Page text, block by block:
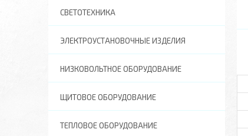
СВЕТОТЕХНИКА
ЭЛЕКТРОУСТАНОВОЧНЫЕ ИЗДЕЛИЯ
НИЗКОВОЛЬТНОЕ ОБОРУДОВАНИЕ
ЩИТОВОЕ ОБОРУДОВАНИЕ
ТЕПЛОВОЕ ОБОРУДОВАНИЕ